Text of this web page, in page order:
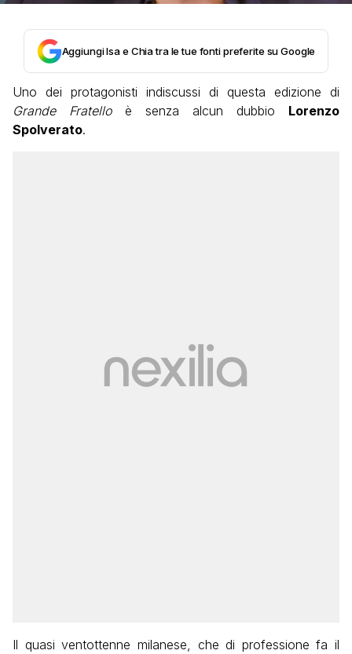
Aggiungi Isa e Chia tra le tue fonti preferite su Google
Uno dei protagonisti indiscussi di questa edizione di
Grande Fratello è senza alcun dubbio Lorenzo
Spolverato.
Il quasi ventottenne milanese, che di professione fa il